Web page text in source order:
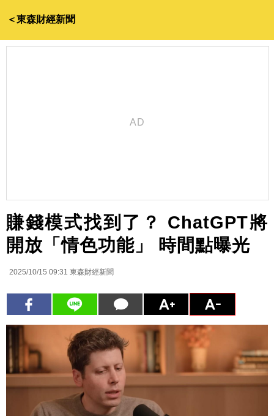
＜東森財經新聞
賺錢模式找到了？ ChatGPT將
開放「情色功能」 時間點曝光
2025/10/15 09:31 東森財經新聞